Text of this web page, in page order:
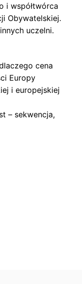
i współtwórca
Obywatelskiej.
uczelni.
cena
Europy
i europejskiej
– sekwencja,